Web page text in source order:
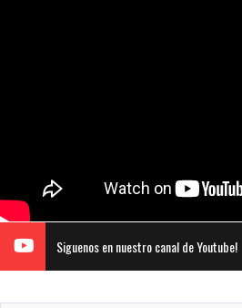
Siguenos en nuestro canal de Youtube!